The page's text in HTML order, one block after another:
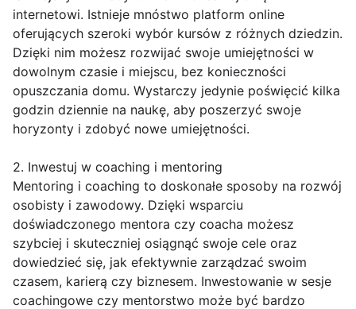
internetowi. Istnieje mnóstwo platform online
oferujących szeroki wybór kursów z różnych dziedzin.
Dzięki nim możesz rozwijać swoje umiejętności w
dowolnym czasie i miejscu, bez konieczności
opuszczania domu. Wystarczy jedynie poświęcić kilka
godzin dziennie na naukę, aby poszerzyć swoje
horyzonty i zdobyć nowe umiejętności.
2. Inwestuj w coaching i mentoring
Mentoring i coaching to doskonałe sposoby na rozwój
osobisty i zawodowy. Dzięki wsparciu
doświadczonego mentora czy coacha możesz
szybciej i skuteczniej osiągnąć swoje cele oraz
dowiedzieć się, jak efektywnie zarządzać swoim
czasem, karierą czy biznesem. Inwestowanie w sesje
coachingowe czy mentorstwo może być bardzo